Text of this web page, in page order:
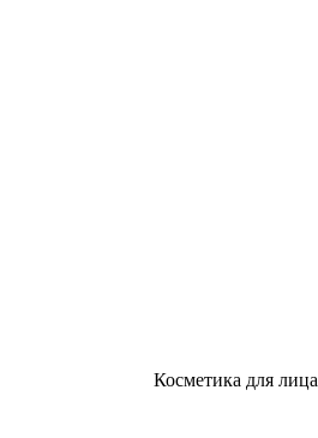
Косметика для лица